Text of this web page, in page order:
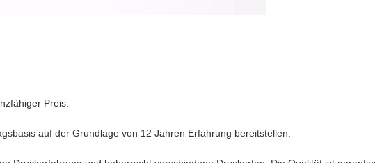
Preis.
auf der Grundlage von 12 Jahren Erfahrung bereitstellen.